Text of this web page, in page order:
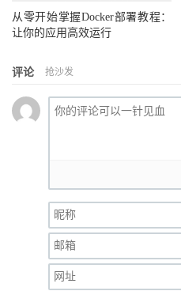
从零开始掌握Docker部署教程：
让你的应用高效运行
评论 抢沙发